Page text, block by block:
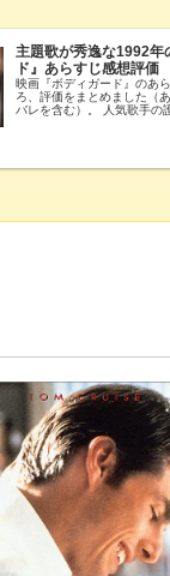
主題歌が秀逸な1992年
ド』あらすじ感想評価
映画『ボディガード』のあ
ろ、評価をまとめました（
バレを含む）。 人気歌手の
映画。主題歌「オールウェ